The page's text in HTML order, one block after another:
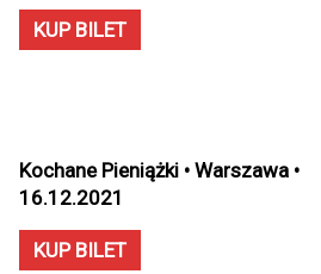
KUP BILET
Kochane Pieniążki • Warszawa •
16.12.2021
KUP BILET